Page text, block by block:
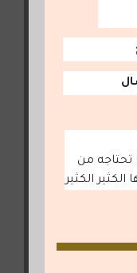
تحتاجه من
الكثير